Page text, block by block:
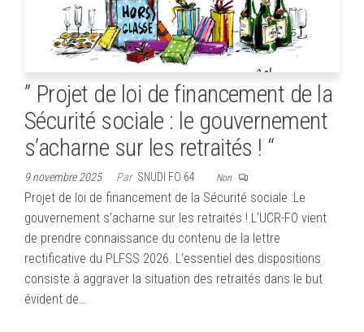
” Projet de loi de financement de la
Sécurité sociale : le gouvernement
s’acharne sur les retraités ! “
9 novembre 2025 Par SNUDI FO 64 Non
Projet de loi de financement de la Sécurité sociale :Le
gouvernement s’acharne sur les retraités ! L’UCR-FO vient
de prendre connaissance du contenu de la lettre
rectificative du PLFSS 2026. L’essentiel des dispositions
consiste à aggraver la situation des retraités dans le but
évident de…